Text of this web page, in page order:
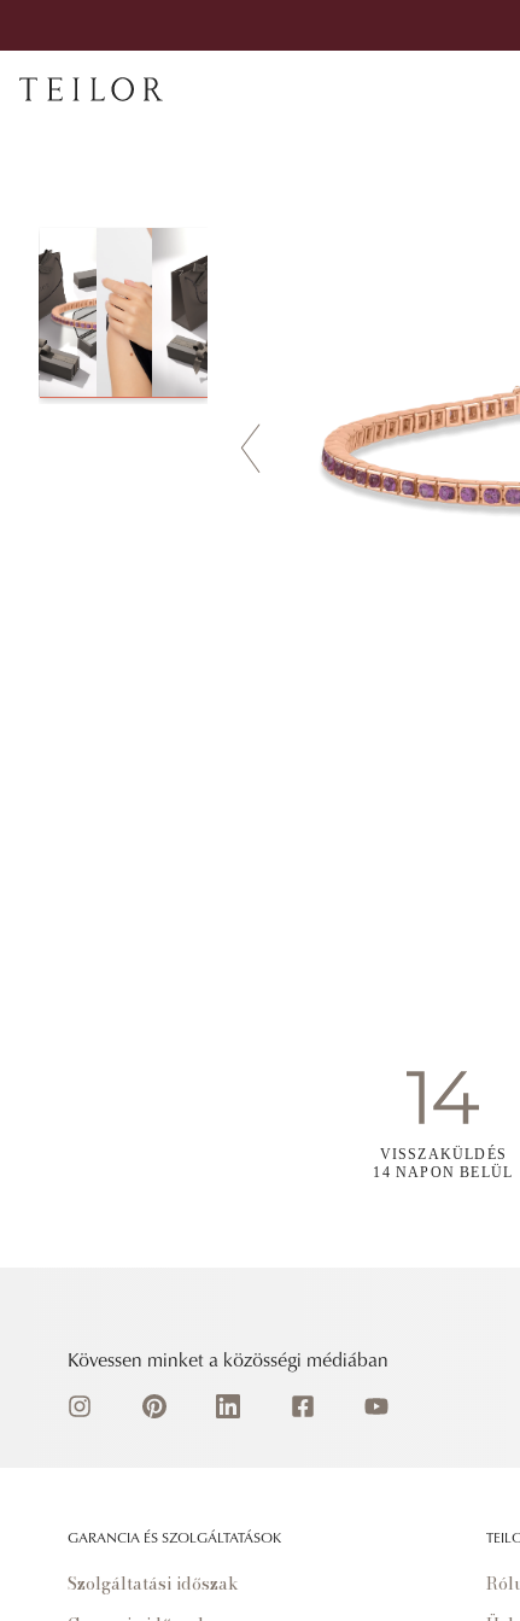
VISSZAKÜLDÉS
14 NAPON BELÜL
Kövessen minket a közösségi médiában
GARANCIA ÉS SZOLGÁLTATÁSOK
Szolgáltatási időszak